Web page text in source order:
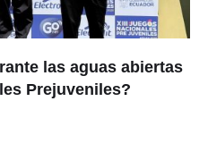
las aguas abiertas
Prejuveniles?